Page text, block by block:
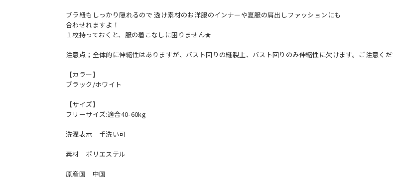
ブラ紐もしっかり隠れるので 透け素材のお洋服のインナーや夏服の肩出しファッションにも
合わせれますよ！
１枚持っておくと、服の着こなしに困りません★
注意点；全体的に伸縮性はありますが、バスト回りの縫製上、バスト回りのみ伸縮性に欠けます。ご注意くだ
【カラー】
ブラック/ホワイト
【サイズ】
フリーサイズ:適合40-60kg
洗濯表示 手洗い可
素材 ポリエステル
原産国 中国